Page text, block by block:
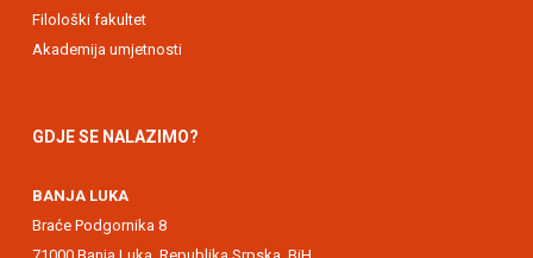
Filološki fakultet
Akademija umjetnosti
GDJE SE NALAZIMO?
BANJA LUKA
Braće Podgornika 8